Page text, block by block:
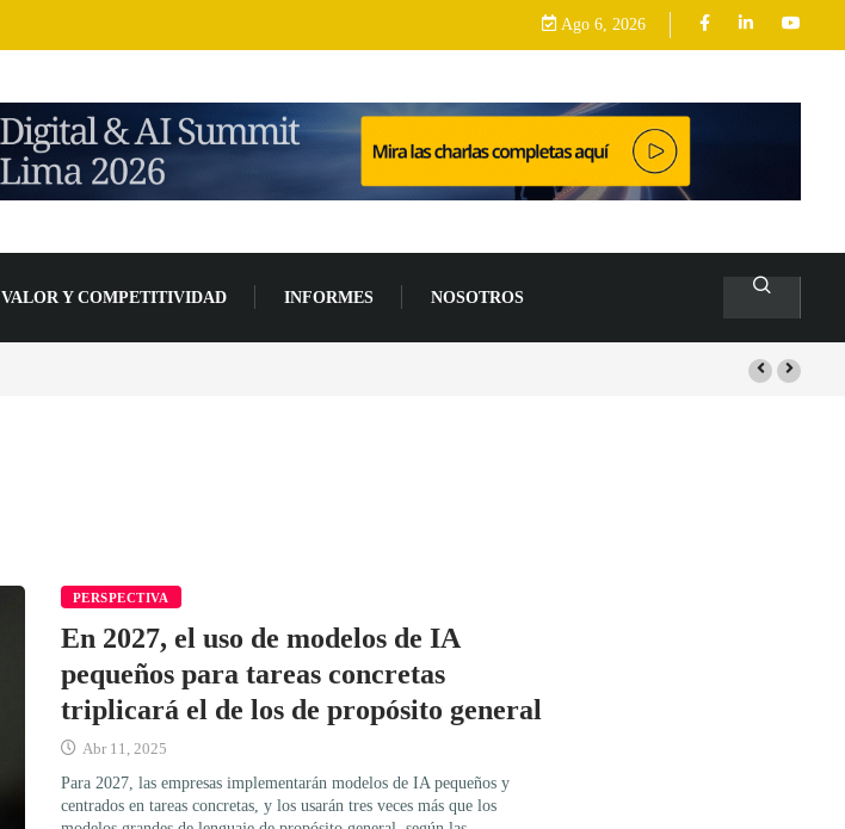
Ago 6, 2026
VALOR Y COMPETITIVIDAD INFORMES NOSOTROS
PERSPECTIVA
En 2027, el uso de modelos de IA
pequeños para tareas concretas
triplicará el de los de propósito general
Abr 11, 2025
Para 2027, las empresas implementarán modelos de IA pequeños y
centrados en tareas concretas, y los usarán tres veces más que los